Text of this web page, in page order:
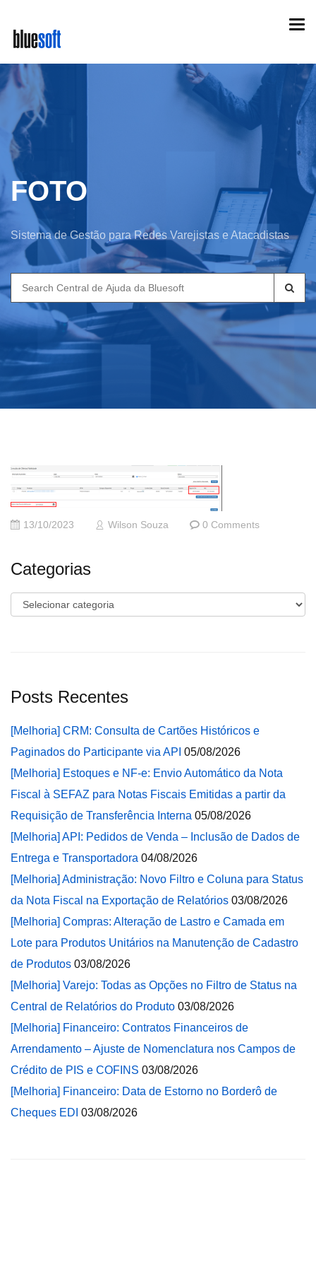
main
content
FOTO
Sistema de Gestão para Redes Varejistas e Atacadistas
Search
for:
13/10/2023 Wilson Souza 0 Comments
Categorias
Categorias
Posts Recentes
[Melhoria] CRM: Consulta de Cartões Históricos e
Paginados do Participante via API 05/08/2026
[Melhoria] Estoques e NF-e: Envio Automático da Nota
Fiscal à SEFAZ para Notas Fiscais Emitidas a partir da
Requisição de Transferência Interna 05/08/2026
[Melhoria] API: Pedidos de Venda – Inclusão de Dados de
Entrega e Transportadora 04/08/2026
[Melhoria] Administração: Novo Filtro e Coluna para Status
da Nota Fiscal na Exportação de Relatórios 03/08/2026
[Melhoria] Compras: Alteração de Lastro e Camada em
Lote para Produtos Unitários na Manutenção de Cadastro
de Produtos 03/08/2026
[Melhoria] Varejo: Todas as Opções no Filtro de Status na
Central de Relatórios do Produto 03/08/2026
[Melhoria] Financeiro: Contratos Financeiros de
Arrendamento – Ajuste de Nomenclatura nos Campos de
Crédito de PIS e COFINS 03/08/2026
[Melhoria] Financeiro: Data de Estorno no Borderô de
Cheques EDI 03/08/2026